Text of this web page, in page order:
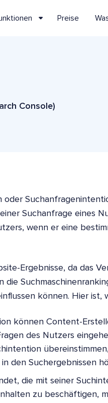
Preise
Console)
Suchanfrage eines
wenn er eine
Ergebnisse, da das
können. Hier ist,
können Content-
des Nutzers
den Suchergebnissen
die mit seiner
zu beschäftigen,